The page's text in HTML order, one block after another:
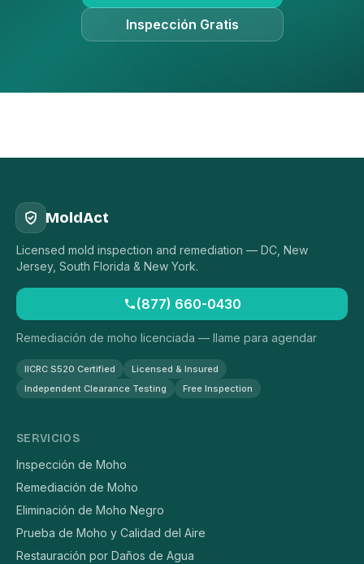
Inspección Gratis
MoldAct
Licensed mold inspection and remediation — DC, New
Jersey, South Florida & New York.
(877) 660-0430
Remediación de moho licenciada — llame para agendar
IICRC S520 Certified
Licensed & Insured
Independent Clearance Testing
Free Inspection
SERVICIOS
Inspección de Moho
Remediación de Moho
Eliminación de Moho Negro
Prueba de Moho y Calidad del Aire
Restauración por Daños de Agua